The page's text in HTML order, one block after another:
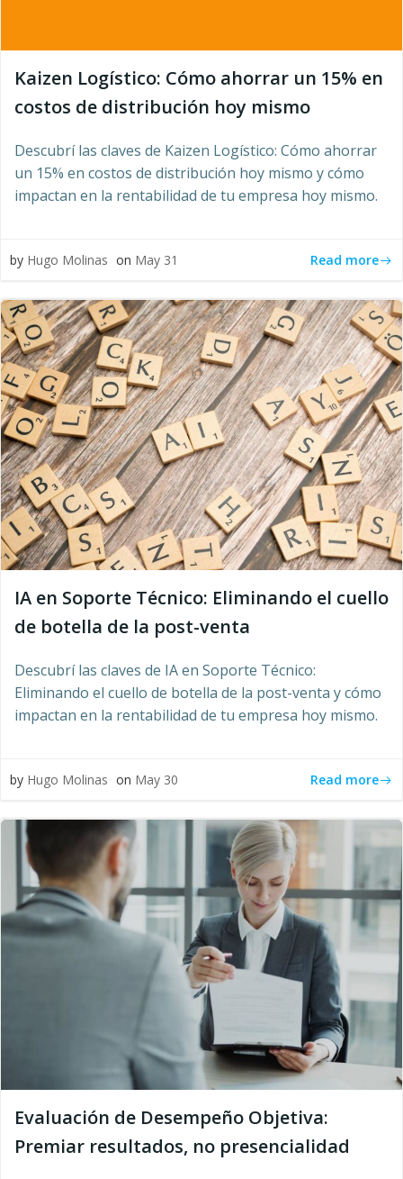
Kaizen Logístico: Cómo ahorrar un 15% en
costos de distribución hoy mismo
Descubrí las claves de Kaizen Logístico: Cómo ahorrar
un 15% en costos de distribución hoy mismo y cómo
impactan en la rentabilidad de tu empresa hoy mismo.
by Hugo Molinas on May 31 Read more
IA en Soporte Técnico: Eliminando el cuello
de botella de la post-venta
Descubrí las claves de IA en Soporte Técnico:
Eliminando el cuello de botella de la post-venta y cómo
impactan en la rentabilidad de tu empresa hoy mismo.
by Hugo Molinas on May 30 Read more
Evaluación de Desempeño Objetiva:
Premiar resultados, no presencialidad